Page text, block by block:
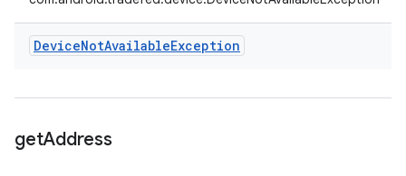
DeviceNotAvailableException
getAddress